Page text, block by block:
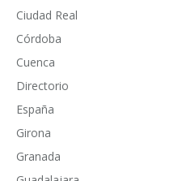
Ciudad Real
Córdoba
Cuenca
Directorio
España
Girona
Granada